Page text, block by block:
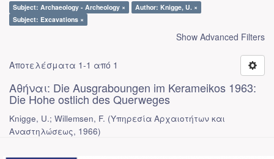
Subject: Archaeology - Archeology ×
Author: Knigge, U. ×
Subject: Excavations ×
Show Advanced Filters
Αποτελέσματα 1-1 από 1
Αθήναι: Die Ausgraboungen im Kerameikos 1963:
Die Hohe ostlich des Querweges
Knigge, U.; Willemsen, F. (Υπηρεσία Αρχαιοτήτων και
Αναστηλώσεως, 1966)